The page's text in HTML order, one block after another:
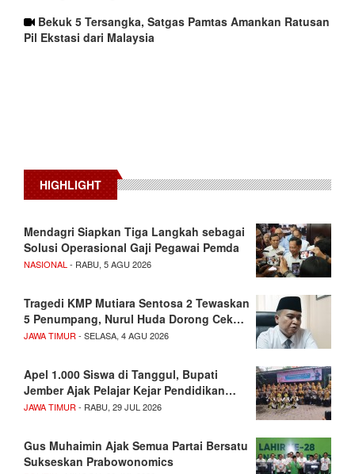
Bekuk 5 Tersangka, Satgas Pamtas Amankan Ratusan
Pil Ekstasi dari Malaysia
HIGHLIGHT
Mendagri Siapkan Tiga Langkah sebagai
Solusi Operasional Gaji Pegawai Pemda
NASIONAL - RABU, 5 AGU 2026
Tragedi KMP Mutiara Sentosa 2 Tewaskan
5 Penumpang, Nurul Huda Dorong Cek…
JAWA TIMUR - SELASA, 4 AGU 2026
Apel 1.000 Siswa di Tanggul, Bupati
Jember Ajak Pelajar Kejar Pendidikan…
JAWA TIMUR - RABU, 29 JUL 2026
Gus Muhaimin Ajak Semua Partai Bersatu
Sukseskan Prabowonomics